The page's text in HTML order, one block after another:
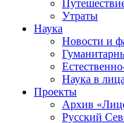
Утраты
Наука
Новости и
Наука в
Проекты
Архив
Русский